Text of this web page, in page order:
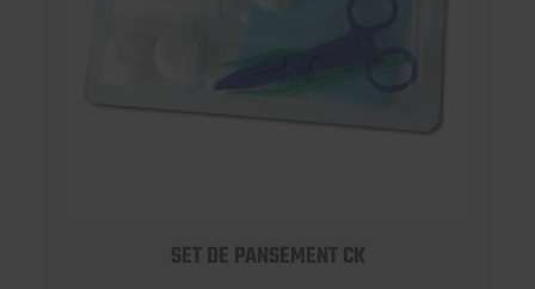
SET DE PANSEMENT CK